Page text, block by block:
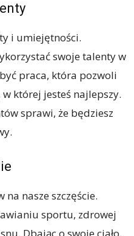
i umiejętności.
swoje talenty w
praca, która pozwoli
której jesteś najlepszy.
sprawi, że będziesz
nasze szczęście.
sportu, zdrowej